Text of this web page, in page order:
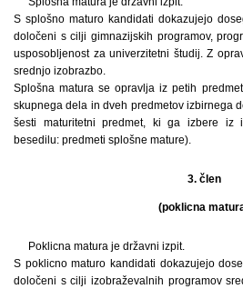
S splošno maturo kandidati dokazujejo
določeni s cilji gimnazijskih programov,
usposobljenost za univerzitetni študij. Z
srednjo izobrazbo.
Splošna matura se opravlja iz petih
skupnega dela in dveh predmetov izbirnega
šesti maturitetni predmet, ki ga izbere iz
besedilu: predmeti splošne mature).
3. člen
(poklicna
Poklicna matura je državni izpit.
S poklicno maturo kandidati dokazujejo
določeni s cilji izobraževalnih programov